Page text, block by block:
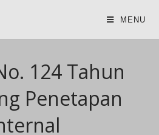
MENU
124 Tahun
Penetapan